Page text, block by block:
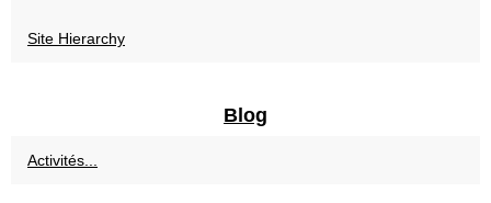
Site Hierarchy
Blog
Activités...